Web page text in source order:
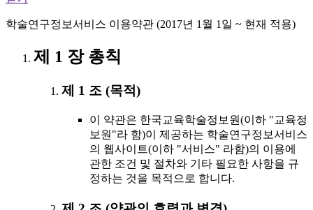
학술연구정보서비스 이용약관 (2017년 1월 1일 ~ 현재 적용)
제 1 장 총칙
제 1 조 (목적)
이 약관은 한국교육학술정보원(이하 "교육정
보원"라 함)이 제공하는 학술연구정보서비스
의 웹사이트(이하 "서비스" 라함)의 이용에
관한 조건 및 절차와 기타 필요한 사항을 규
정하는 것을 목적으로 합니다.